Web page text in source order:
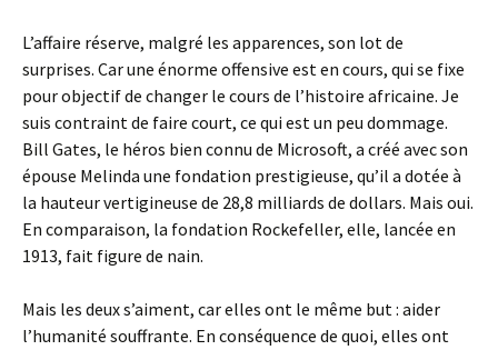
L’affaire réserve, malgré les apparences, son lot de
surprises. Car une énorme offensive est en cours, qui se fixe
pour objectif de changer le cours de l’histoire africaine. Je
suis contraint de faire court, ce qui est un peu dommage.
Bill Gates, le héros bien connu de Microsoft, a créé avec son
épouse Melinda une fondation prestigieuse, qu’il a dotée à
la hauteur vertigineuse de 28,8 milliards de dollars. Mais oui.
En comparaison, la fondation Rockefeller, elle, lancée en
1913, fait figure de nain.
Mais les deux s’aiment, car elles ont le même but : aider
l’humanité souffrante. En conséquence de quoi, elles ont